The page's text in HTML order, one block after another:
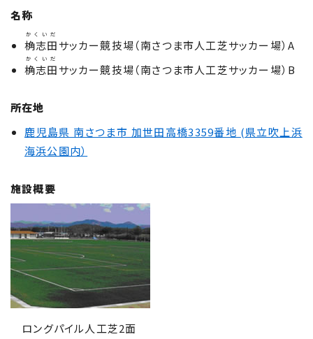
名称
桷志田
かくいだ
サッカー競技場（南さつま市人工芝サッカー場）A
桷志田
かくいだ
サッカー競技場（南さつま市人工芝サッカー場）B
所在地
鹿児島県 南さつま市 加世田高橋3359番地 (県立吹上浜
海浜公園内）
施設概要
ロングパイル人工芝2面